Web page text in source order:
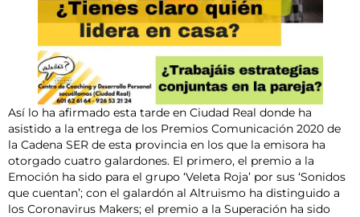
Así lo ha afirmado esta tarde en Ciudad Real donde ha
asistido a la entrega de los Premios Comunicación 2020 de
la Cadena SER de esta provincia en los que la emisora ha
otorgado cuatro galardones. El primero, el premio a la
Emoción ha sido para el grupo ‘Veleta Roja’ por sus ‘Sonidos
que cuentan’; con el galardón al Altruismo ha distinguido a
los Coronavirus Makers; el premio a la Superación ha sido